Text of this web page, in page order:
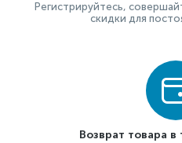
Регистрируйтесь,
скидки для
Возврат товара в